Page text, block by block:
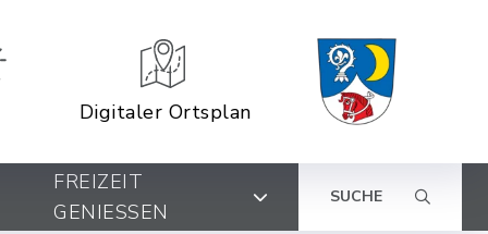
Digitaler Ortsplan
FREIZEIT
GENIESSEN
SUCHE